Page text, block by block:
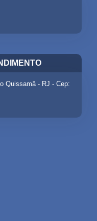
Quissamã - RJ - Cep: